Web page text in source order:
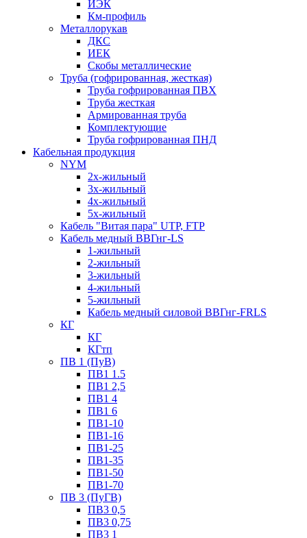
ИЭК
Км-профиль
Металлорукав
ДКС
ИЕК
Скобы металлические
Труба (гофрированная, жесткая)
Труба гофрированная ПВХ
Труба жесткая
Армированная труба
Комплектующие
Труба гофрированная ПНД
Кабельная продукция
NYM
2х-жильный
3х-жильный
4х-жильный
5х-жильный
Кабель "Витая пара" UTP, FTP
Кабель медный ВВГнг-LS
1-жильный
2-жильный
3-жильный
4-жильный
5-жильный
Кабель медный силовой ВВГнг-FRLS
КГ
КГ
КГтп
ПВ 1 (ПуВ)
ПВ1 1.5
ПВ1 2,5
ПВ1 4
ПВ1 6
ПВ1-10
ПВ1-16
ПВ1-25
ПВ1-35
ПВ1-50
ПВ1-70
ПВ 3 (ПуГВ)
ПВ3 0,5
ПВ3 0,75
ПВ3 1